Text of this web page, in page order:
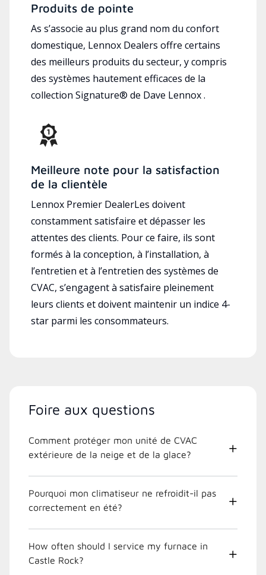
Produits de pointe
As s’associe au plus grand nom du confort
domestique, Lennox Dealers offre certains
des meilleurs produits du secteur, y compris
des systèmes hautement efficaces de la
collection Signature® de Dave Lennox .
Meilleure note pour la satisfaction
de la clientèle
Lennox Premier DealerLes doivent
constamment satisfaire et dépasser les
attentes des clients. Pour ce faire, ils sont
formés à la conception, à l’installation, à
l’entretien et à l’entretien des systèmes de
CVAC, s’engagent à satisfaire pleinement
leurs clients et doivent maintenir un indice 4-
star parmi les consommateurs.
Foire aux questions
Comment protéger mon unité de CVAC
extérieure de la neige et de la glace?
Pourquoi mon climatiseur ne refroidit-il pas
correctement en été?
How often should I service my furnace in
Castle Rock?